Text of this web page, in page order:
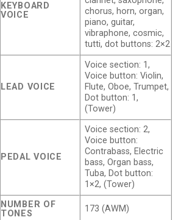
KEYBOARD
VOICE
chorus, horn, organ,
piano, guitar,
vibraphone, cosmic,
tutti, dot buttons: 2×2
LEAD VOICE
Voice section: 1,
Voice button: Violin,
Flute, Oboe, Trumpet,
Dot button: 1,
(Tower)
PEDAL VOICE
Voice section: 2,
Voice button:
Contrabass, Electric
bass, Organ bass,
Tuba, Dot button:
1×2, (Tower)
NUMBER OF
TONES
173 (AWM)